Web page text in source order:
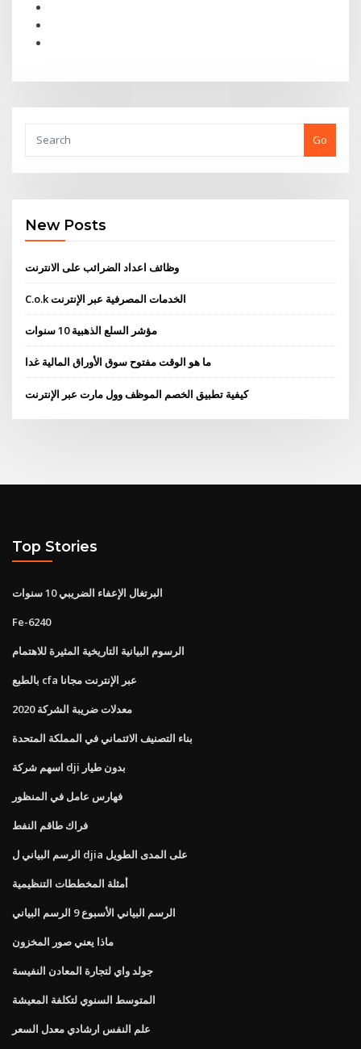
Go
New Posts
وظائف اعداد الضرائب على الانترنت
C.o.k الخدمات المصرفية عبر الإنترنت
مؤشر السلع الذهبية 10 سنوات
ما هو الوقت مفتوح سوق الأوراق المالية غدا
كيفية تطبيق الخصم الموظف وول مارت عبر الإنترنت
Top Stories
البرتغال الإعفاء الضريبي 10 سنوات
Fe-6240
الرسوم البيانية التاريخية المثيرة للاهتمام
بالطبع cfa عبر الإنترنت مجانا
معدلات ضريبة الشركة 2020
بناء التصنيف الائتماني في المملكة المتحدة
اسهم شركة dji بدون طيار
فهارس عامل في المنظور
فراك طاقم النفط
الرسم البياني ل djia على المدى الطويل
أمثلة المخططات التنظيمية
الرسم البياني الأسبوع 9 الرسم البياني
ماذا يعني صور المخزون
جولد واي لتجارة المعادن النفيسة
المتوسط ​​السنوي لتكلفة المعيشة
علم النفس ارشادي معدل السعر